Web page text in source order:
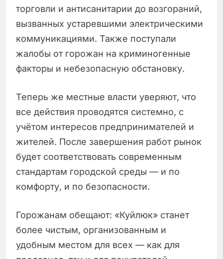
торговли и антисанитарии до возгораний,
вызванных устаревшими электрическими
коммуникациями. Также поступали
жалобы от горожан на криминогенные
факторы и небезопасную обстановку.
Теперь же местные власти уверяют, что
все действия проводятся системно, с
учётом интересов предпринимателей и
жителей. После завершения работ рынок
будет соответствовать современным
стандартам городской среды — и по
комфорту, и по безопасности.
Горожанам обещают: «Куйлюк» станет
более чистым, организованным и
удобным местом для всех — как для